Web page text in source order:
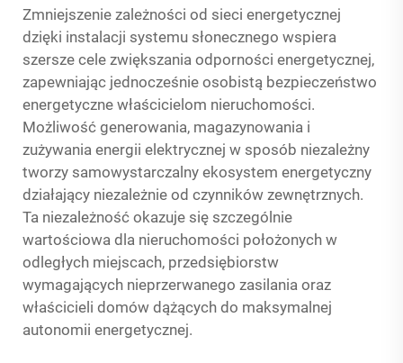
Zmniejszenie zależności od sieci energetycznej
dzięki instalacji systemu słonecznego wspiera
szersze cele zwiększania odporności energetycznej,
zapewniając jednocześnie osobistą bezpieczeństwo
energetyczne właścicielom nieruchomości.
Możliwość generowania, magazynowania i
zużywania energii elektrycznej w sposób niezależny
tworzy samowystarczalny ekosystem energetyczny
działający niezależnie od czynników zewnętrznych.
Ta niezależność okazuje się szczególnie
wartościowa dla nieruchomości położonych w
odległych miejscach, przedsiębiorstw
wymagających nieprzerwanego zasilania oraz
właścicieli domów dążących do maksymalnej
autonomii energetycznej.